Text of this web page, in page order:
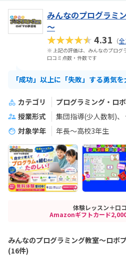
みんなのプログラミ
～
★★★★★4.31 （
※ 上記の評価は、みんなのプログ
口コミ点数・件数です
「成功」以上に「失敗」する勇気
カテゴリ
プログラミング・ロ
授業形式
集団指導(少人数制)
対象学年
年長～高校3年生
体験レッスン＋口
Amazonギフトカード
みんなのプログラミング教室～ロボ
(16件)